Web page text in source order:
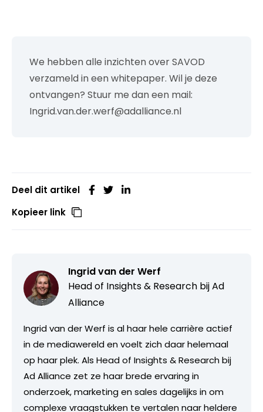
We hebben alle inzichten over SAVOD
verzameld in een whitepaper. Wil je deze
ontvangen? Stuur me dan een mail:
Ingrid.van.der.werf@adalliance.nl
Deel dit artikel
Kopieer link
Ingrid van der Werf
Head of Insights & Research bijAd
Alliance
Ingrid van der Werf is al haar hele carrière actief
in de mediawereld en voelt zich daar helemaal
op haar plek. Als Head of Insights & Research bij
Ad Alliance zet ze haar brede ervaring in
onderzoek, marketing en sales dagelijks in om
complexe vraagstukken te vertalen naar heldere